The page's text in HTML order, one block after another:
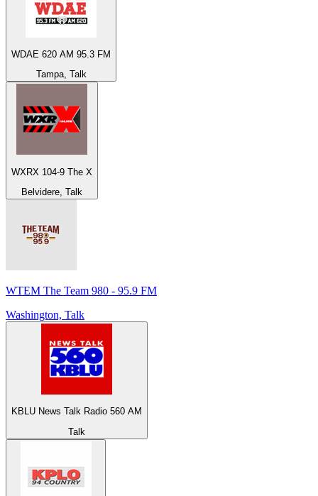
WDAE 620 AM 95.3 FM
Tampa, Talk
WXRX 104-9 The X
Belvidere, Talk
WTEM The Team 980 - 95.9 FM
Washington, Talk
KBLU News Talk Radio 560 AM
Talk